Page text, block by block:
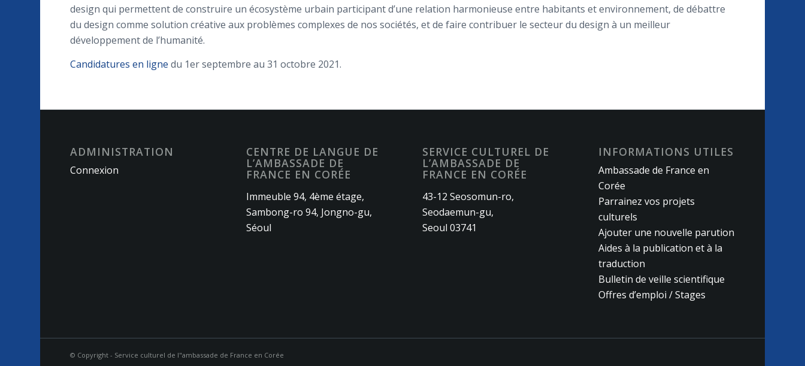
design qui permettent de construire un écosystème urbain participant d’une relation harmonieuse entre habitants et environnement, de débattre
du design comme solution créative aux problèmes complexes de nos sociétés, et de faire contribuer le secteur du design à un meilleur
développement de l’humanité.
Candidatures en ligne du 1er septembre au 31 octobre 2021.
ADMINISTRATION
Connexion
CENTRE DE LANGUE DE
L’AMBASSADE DE
FRANCE EN CORÉE
Immeuble 94, 4ème étage,
Sambong-ro 94, Jongno-gu,
Séoul
SERVICE CULTUREL DE
L’AMBASSADE DE
FRANCE EN CORÉE
43-12 Seosomun-ro,
Seodaemun-gu,
Seoul 03741
INFORMATIONS UTILES
Ambassade de France en
Corée
Parrainez vos projets
culturels
Ajouter une nouvelle parution
Aides à la publication et à la
traduction
Bulletin de veille scientifique
Offres d’emploi / Stages
© Copyright - Service culturel de l"ambassade de France en Corée